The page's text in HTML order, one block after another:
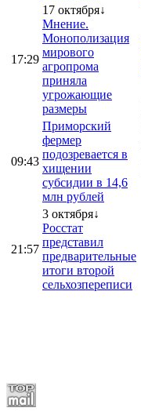
17:29
17 октября↓
Мнение.
Монополизация
мирового
агропрома
приняла
угрожающие
размеры
09:43
Приморский
фермер
подозревается в
хищении
субсидии в 14,6
млн рублей
21:57
3 октября↓
Росстат
представил
предварительные
итоги второй
сельхозпереписи